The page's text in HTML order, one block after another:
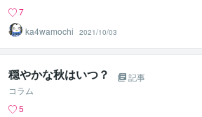
7
ka4wamochi
2021/10/03
穏やかな秋はいつ？
記事
コラム
5